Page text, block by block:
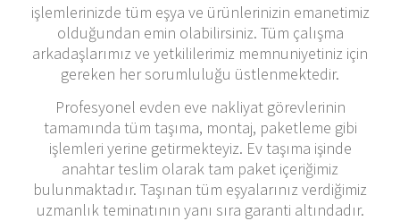
işlemlerinizde tüm eşya ve ürünlerinizin emanetimiz
olduğundan emin olabilirsiniz. Tüm çalışma
arkadaşlarımız ve yetkililerimiz memnuniyetiniz için
gereken her sorumluluğu üstlenmektedir.
Profesyonel evden eve nakliyat görevlerinin
tamamında tüm taşıma, montaj, paketleme gibi
işlemleri yerine getirmekteyiz. Ev taşıma işinde
anahtar teslim olarak tam paket içeriğimiz
bulunmaktadır. Taşınan tüm eşyalarınız verdiğimiz
uzmanlık teminatının yanı sıra garanti altındadır.